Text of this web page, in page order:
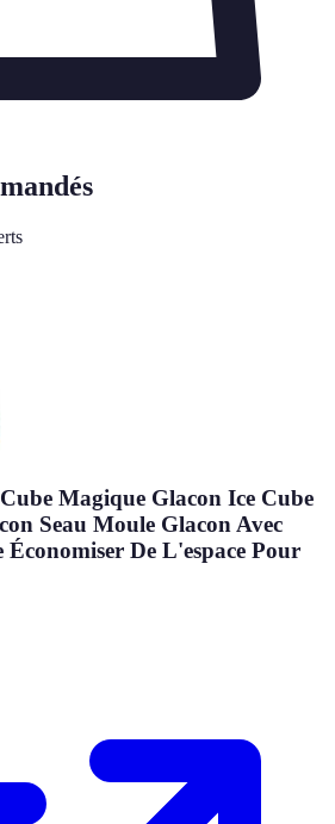
Magique Glacon Ice Cube
Seau Moule Glacon Avec
Économiser De L'espace Pour